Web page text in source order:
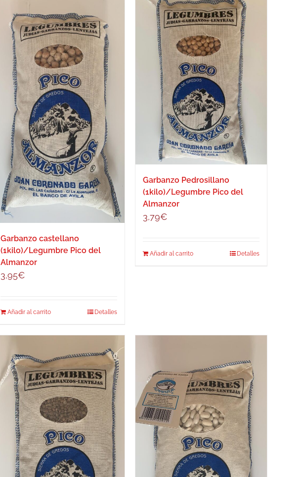
Garbanzo castellano
(1kilo)/Legumbre Pico del
Almanzor
3,95€
Añadir al carrito Detalles
Garbanzo Pedrosillano
(1kilo)/Legumbre Pico del
Almanzor
3,79€
Añadir al carrito Detalles